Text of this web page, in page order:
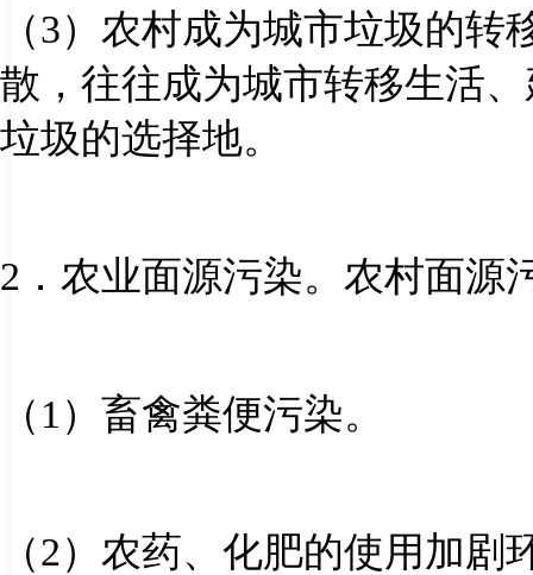
（3）农村成为城市垃圾的转
散，往往成为城市转移生活
垃圾的选择地。
2 ．农业面源污染。农村面源
（ 1 ）畜禽粪便污染。
（2）农药、化肥的使用加剧